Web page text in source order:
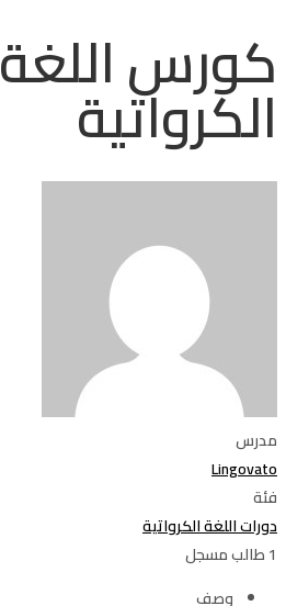
كورس اللغة
الكرواتية
مدرس
Lingovato
فئة
دورات اللغة الكرواتية
1طالبمسجل
وصف